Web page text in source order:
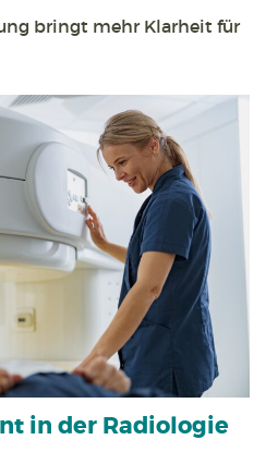
bringt mehr Klarheit für
in der Radiologie